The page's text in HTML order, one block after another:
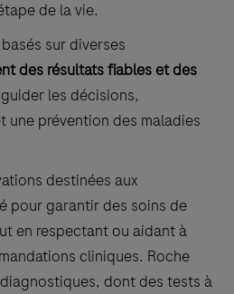
de la vie.
sur diverses
des résultats fiables et des
les décisions,
une prévention des maladies
destinées aux
pour garantir des soins de
en respectant ou aidant à
cliniques. Roche
dont des tests à